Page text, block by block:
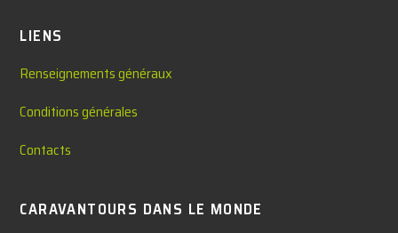
LIENS
Renseignements généraux
Conditions générales
Contacts
CARAVANTOURS DANS LE MONDE